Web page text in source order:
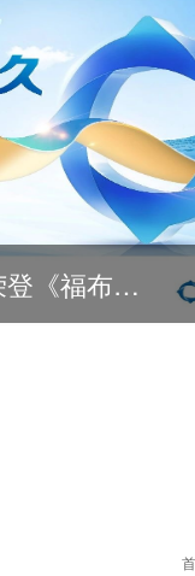
第378位！新华保险荣登《福布斯》全球500强